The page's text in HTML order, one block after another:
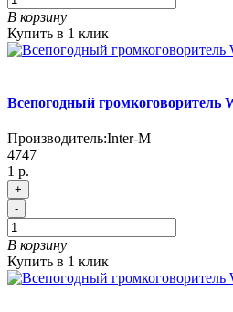
В корзину
Купить в 1 клик
Всепогодный громкоговоритель
Производитель:Inter-M
4747
1 р.
+
-
В корзину
Купить в 1 клик